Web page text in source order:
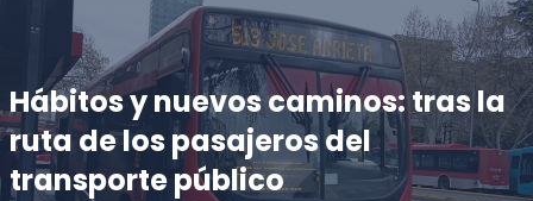
Hábitos y nuevos caminos: tras la
ruta de los pasajeros del
transporte público